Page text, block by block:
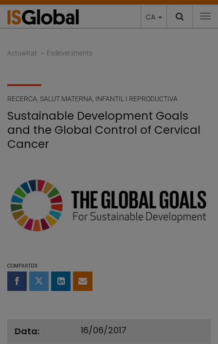
CA
Actualitat Esdeveniments
RECERCA SALUT MATERNA, INFANTIL I REPRODUCTIVA
Sustainable Development Goals
and the Global Control of Cervical
Cancer
COMPARTEIX
Compartir a Facebook
Compartir a Twitter
Comparteix a LinkedIn
Comparteix per email
Data 16/06/2017